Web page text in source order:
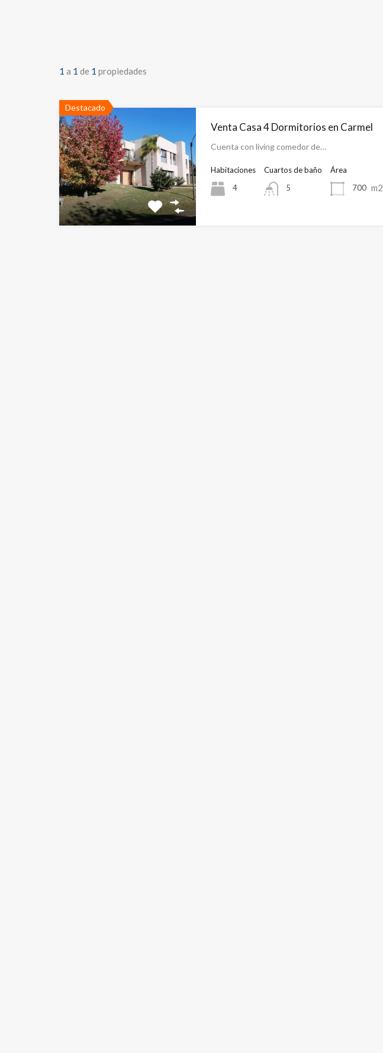
1 a 1 de 1 propiedades
Destacado
Venta Casa 4 Dormitorios en Carmel
Cuenta con living comedor de…
Habitaciones
4
Cuartos de baño
5
Área
700 m2